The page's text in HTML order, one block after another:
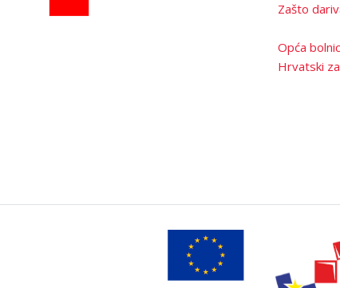
Zašto
Opća
Hrvatski